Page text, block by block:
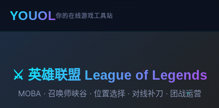
YOUOL你的在线游戏工具站
⚔️ 英雄联盟 League of Legends
MOBA · 召唤师峡谷 · 位置选择 · 对线补刀 · 团战运营